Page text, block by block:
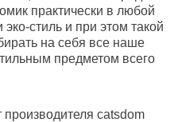
практически в любой
стиль и при этом такой
на себя все наше
предметом всего
catsdom